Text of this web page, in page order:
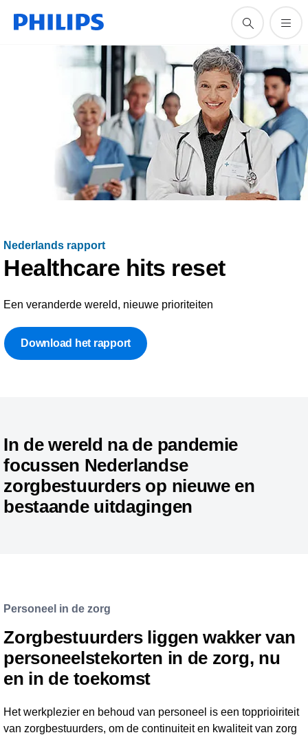
Nederlands rapport
Healthcare hits reset
Een veranderde wereld, nieuwe prioriteiten
Download het rapport
In de wereld na de pandemie
focussen Nederlandse
zorgbestuurders op nieuwe en
bestaande uitdagingen
Personeel in de zorg
Zorgbestuurders liggen wakker van
personeelstekorten in de zorg, nu
en in de toekomst
Het werkplezier en behoud van personeel is een topprioiriteit
van zorgbestuurders, om de continuiteit en kwaliteit van zorg